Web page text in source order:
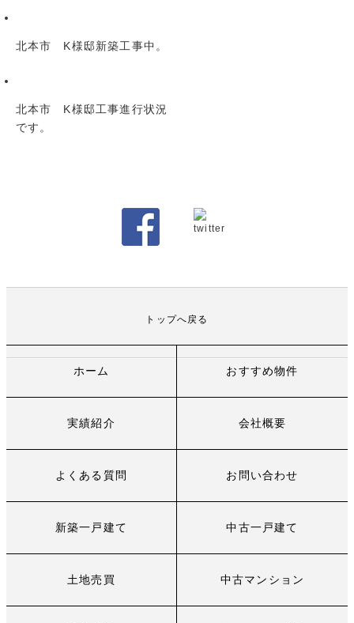
北本市 K様邸新築工事中。
北本市 K様邸工事進行状況
です。
トップへ戻る
ホーム おすすめ物件
実績紹介 会社概要
よくある質問 お問い合わせ
新築一戸建て 中古一戸建て
土地売買 中古マンション